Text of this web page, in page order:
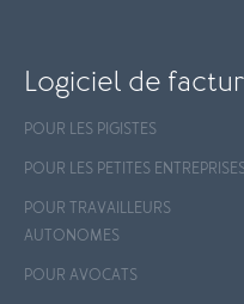
Logiciel de
POUR LES PIGISTES
POUR LES PETITES
POUR TRAVAILLEURS
AUTONOMES
POUR AVOCATS